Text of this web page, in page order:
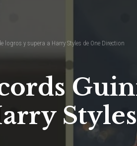
logros y supera a Harry Styles de One Direction